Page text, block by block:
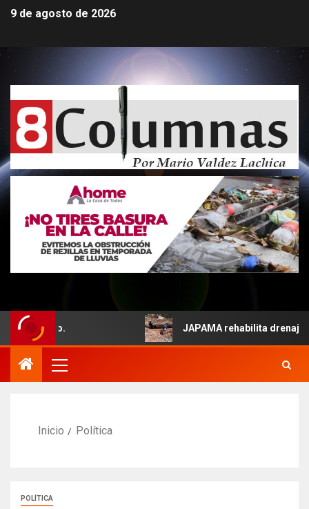
9 de agosto de 2026
Mayo. JAPAMA rehabilita drenaje
Inicio Política
POLÍTICA